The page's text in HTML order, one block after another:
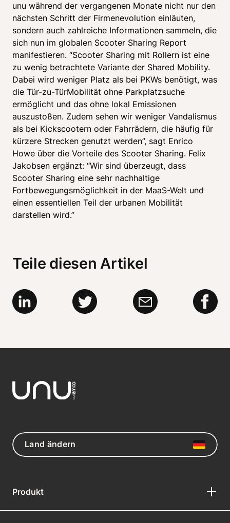
unu während der vergangenen Monate nicht nur den
nächsten Schritt der Firmenevolution einläuten,
sondern auch zahlreiche Informationen sammeln, die
sich nun im globalen Scooter Sharing Report
manifestieren. “Scooter Sharing mit Rollern ist eine
zu wenig betrachtete Variante der Shared Mobility.
Dabei wird weniger Platz als bei PKWs benötigt, was
die Tür-zu-TürMobilität ohne Parkplatzsuche
ermöglicht und das ohne lokal Emissionen
auszustoßen. Zudem sehen wir weniger Vandalismus
als bei Kickscootern oder Fahrrädern, die häufig für
kürzere Strecken genutzt werden”, sagt Enrico
Howe über die Vorteile des Scooter Sharing. Felix
Jakobsen ergänzt: “Wir sind überzeugt, dass
Scooter Sharing eine sehr nachhaltige
Fortbewegungsmöglichkeit in der MaaS-Welt und
einen essentiellen Teil der urbanen Mobilität
darstellen wird.”
Teile diesen Artikel
Land ändern
Produkt